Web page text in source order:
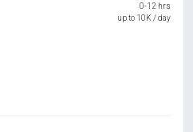
0-12 hrs
up to 10K / day